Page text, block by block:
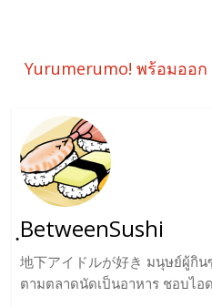
Yurumerumo! พร้อมออ
ฺBetweenSushi
地下アイドルが好き มนุษย์ผู้กิ
ตามตลาดนัดเป็นอาหาร ชอบไอ